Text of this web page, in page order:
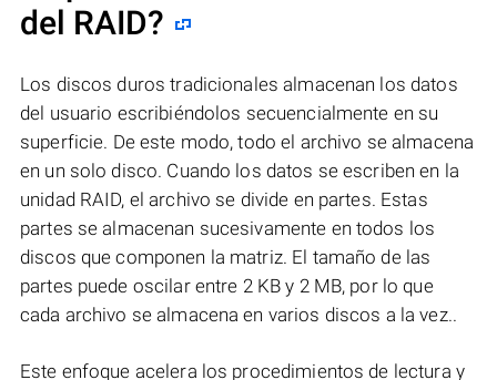
del RAID?
Los discos duros tradicionales almacenan los datos
del usuario escribiéndolos secuencialmente en su
superficie. De este modo, todo el archivo se almacena
en un solo disco. Cuando los datos se escriben en la
unidad RAID, el archivo se divide en partes. Estas
partes se almacenan sucesivamente en todos los
discos que componen la matriz. El tamaño de las
partes puede oscilar entre 2 KB y 2 MB, por lo que
cada archivo se almacena en varios discos a la vez..
Este enfoque acelera los procedimientos de lectura y